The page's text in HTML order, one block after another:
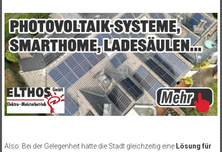
Also: Bei der Gelegenheit hätte die Stadt gleichzeitig eine Lösung für